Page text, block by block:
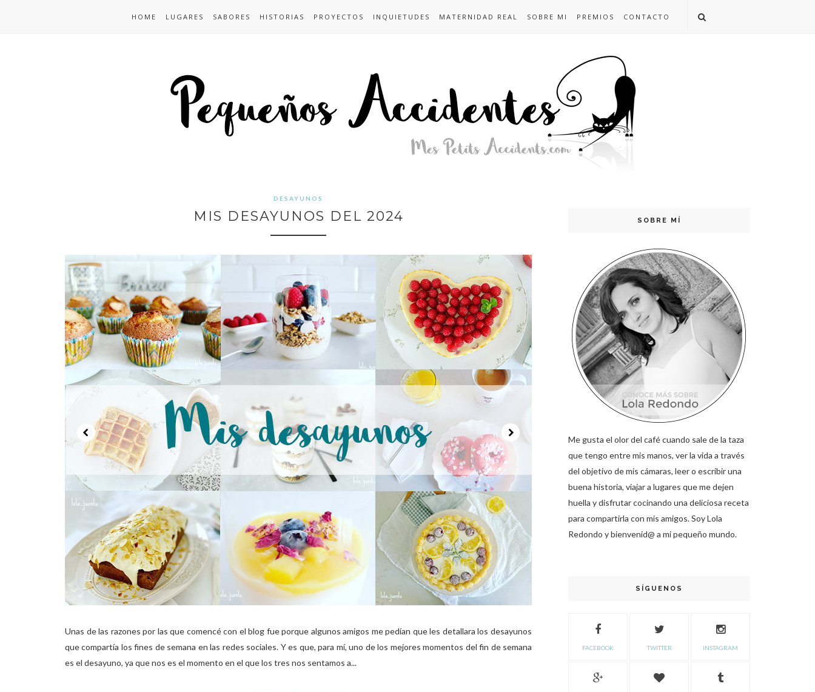
HOME LUGARES SABORES HISTORIAS PROYECTOS INQUIETUDES MATERNIDAD REAL SOBRE MI PREMIOS CONTACTO
DESAYUNOS
MIS DESAYUNOS DEL 2024
Unas de las razones por las que comencé con el blog fue porque algunos amigos me pedían que les detallara los desayunos
que compartía los fines de semana en las redes sociales. Y es que, para mí, uno de los mejores momentos del fin de semana
es el desayuno, ya que nos es el momento en el que los tres nos sentamos a...
SOBRE MÍ
Me gusta el olor del café cuando sale de la taza
que tengo entre mis manos, ver la vida a través
del objetivo de mis cámaras, leer o escribir una
buena historia, viajar a lugares que me dejen
huella y disfrutar cocinando una deliciosa receta
para compartirla con mis amigos. Soy Lola
Redondo y bienvenid@ a mi pequeño mundo.
SÍGUENOS
FACEBOOK TWITTER INSTAGRAM